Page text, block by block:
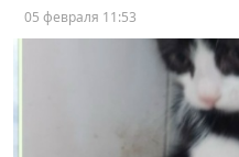
05 февраля 11:53